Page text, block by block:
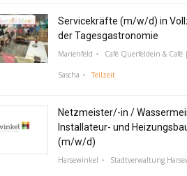
Servicekräfte (m/w/d) in
der Tagesgastronomie
Marienfeld Café Querfeldein &
Sascha Teilzeit
Netzmeister/-in /
Installateur- und
(m/w/d)
Harsewinkel Stadtverwaltung